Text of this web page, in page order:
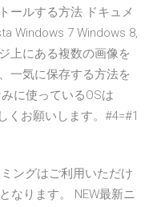
ールする方法 ドキュメ
Windows 7 Windows 8,
上にある複数の画像を
一気に保存する方法を
に使っているOSは
くお願いします。#4=#1
ングはご利用いただけ
なります。 NEW最新ニ